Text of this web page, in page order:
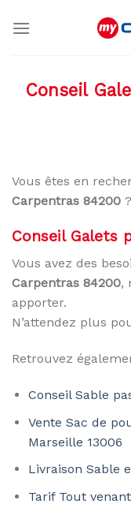
Conseil
Vous êtes en
Carpentras 84200
Conseil Galets
Vous avez des
Carpentras 84200,
apporter.
N’attendez plus
Retrouvez
Conseil Sable
Vente Sac de
Marseille 13006
Livraison Sable
Tarif Tout